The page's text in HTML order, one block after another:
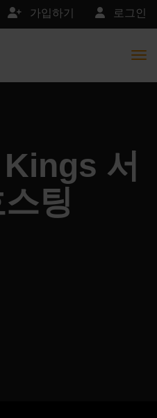
로그인
가입하기
서
팅